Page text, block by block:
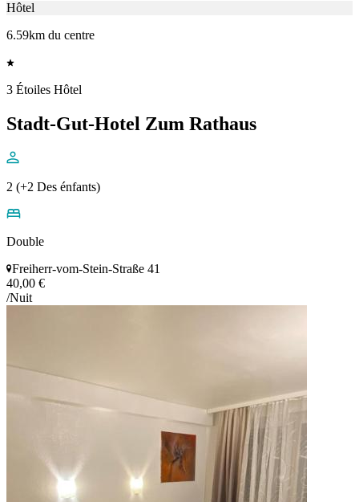
Hôtel
6.59km du centre
3 Étoiles Hôtel
Stadt-Gut-Hotel Zum Rathaus
2 (+2 Des énfants)
Double
Freiherr-vom-Stein-Straße 41
40,00 €
/Nuit